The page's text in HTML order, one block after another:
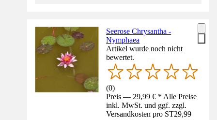
Seerose Chrysantha -
Nymphaea
Artikel wurde noch nicht
bewertet.
(0)
Preis — 29,99 € * Alle Preise
inkl. MwSt. und ggf. zzgl.
Versandkosten pro ST29,99